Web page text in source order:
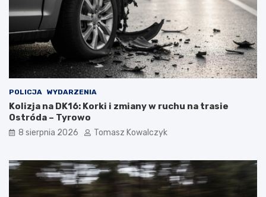
POLICJA WYDARZENIA
Kolizja na DK16: Korki i zmiany w ruchu na trasie
Ostróda – Tyrowo
8 sierpnia 2026 Tomasz Kowalczyk